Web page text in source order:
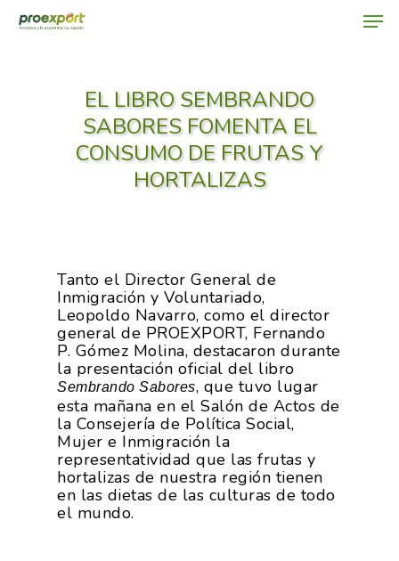
Hit enter to search or ESC to close
EL LIBRO SEMBRANDO
SABORES FOMENTA EL
CONSUMO DE FRUTAS Y
HORTALIZAS
Tanto el Director General de
Inmigración y Voluntariado,
Leopoldo Navarro, como el director
general de PROEXPORT, Fernando
P. Gómez Molina, destacaron durante
la presentación oficial del libro
Sembrando Sabores, que tuvo lugar
esta mañana en el Salón de Actos de
la Consejería de Política Social,
Mujer e Inmigración la
representatividad que las frutas y
hortalizas de nuestra región tienen
en las dietas de las culturas de todo
el mundo.